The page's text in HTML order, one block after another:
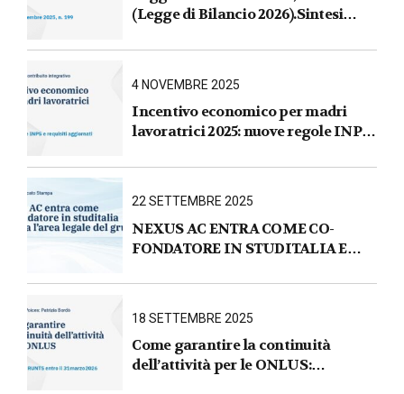
(Legge di Bilancio 2026).Sintesi
fiscali, tributarie, contributive e per
4 NOVEMBRE 2025
Incentivo economico per madri
lavoratrici 2025: nuove regole INPS
22 SETTEMBRE 2025
NEXUS AC ENTRA COME CO-
FONDATORE IN STUDITALIA E
GRUPPO
18 SETTEMBRE 2025
Come garantire la continuità
dell’attività per le ONLUS :